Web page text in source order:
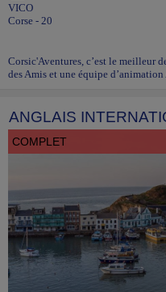
VICO
Corse - 20
Corsic'Aventures, c’est le meilleur
des Amis et une équipe d’animation
ANGLAIS
COMPLET